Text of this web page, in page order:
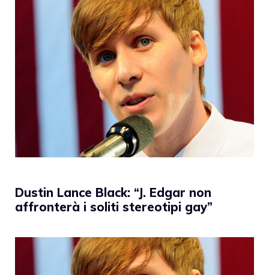
Dustin Lance Black: “J. Edgar non
affronterà i soliti stereotipi gay”